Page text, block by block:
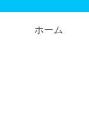
ホーム